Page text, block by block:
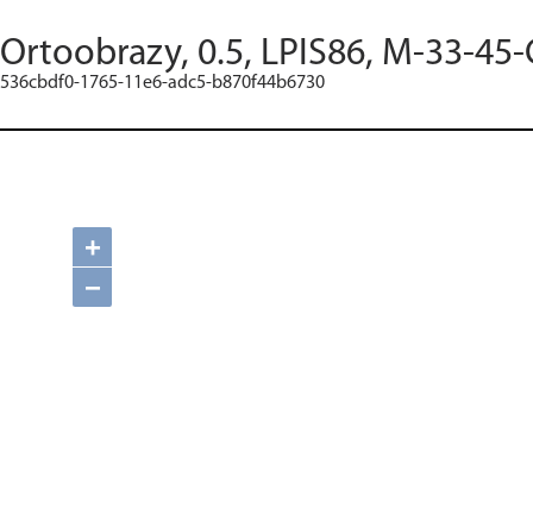
Ortoobrazy, 0.5, LPIS86, M-33-
536cbdf0-1765-11e6-adc5-b870f44b6730
+
−